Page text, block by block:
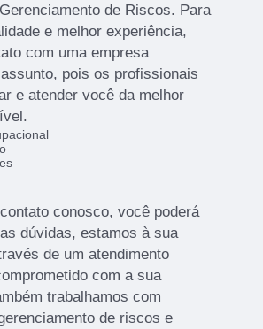
de Riscos. Para
e melhor experiência,
com uma empresa
pois os profissionais
e atender você da melhor
conosco, você poderá
dúvidas, estamos à sua
de um atendimento
com a sua
trabalhamos com
de riscos e